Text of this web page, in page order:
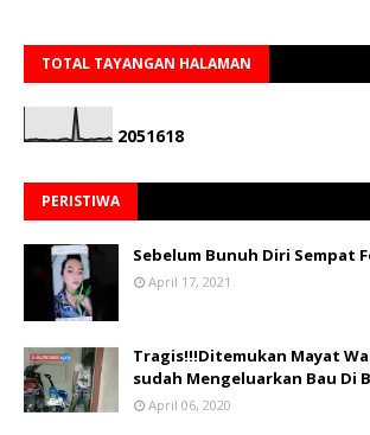
TOTAL TAYANGAN HALAMAN
2051618
PERISTIWA
Sebelum Bunuh Diri Sempat
April 17, 2021
Tragis!!!Ditemukan Mayat
sudah Mengeluarkan Bau Di
April 06, 2020